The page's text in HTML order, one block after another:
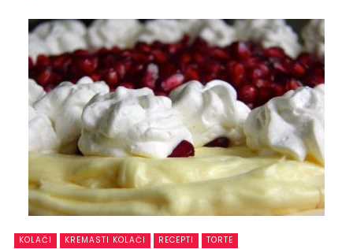
KOLAČI KREMASTI KOLAČI RECEPTI TORTE